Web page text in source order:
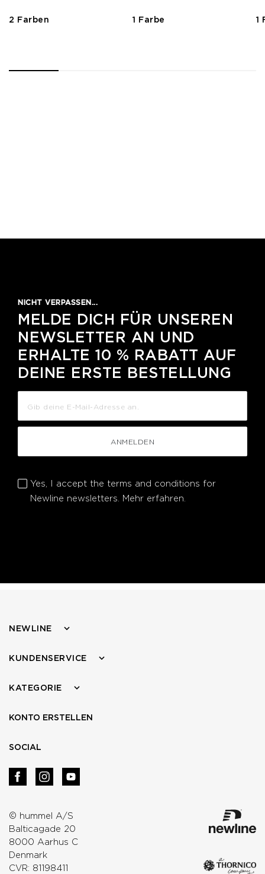
2 Farben 1 Farbe 1
NICHT VERPASSEN...
MELDE DICH FÜR UNSEREN
NEWSLETTER AN UND
ERHALTE 10 % RABATT AUF
DEINE ERSTE BESTELLUNG
ANMELDEN
Yes, I accept the terms and conditions for
Newline newsletters. Mehr erfahren.
© hummel A/S
Balticagade 20
8000 Aarhus C
Denmark
CVR: 81198411
NEWLINE
KUNDENSERVICE
KATEGORIE
KONTO ERSTELLEN
SOCIAL